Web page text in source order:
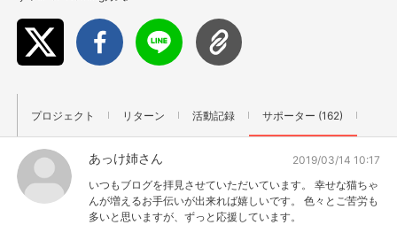
プロジェクト リターン 活動記録 サポーター (162)
あっけ姉さん
2019/03/14 10:17
いつもブログを拝見させていただいています。 幸せな猫ちゃ
んが増えるお手伝いが出来れば嬉しいです。 色々とご苦労も
多いと思いますが、ずっと応援しています。